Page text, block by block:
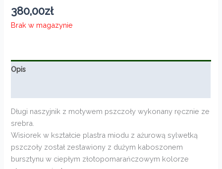
380,00zł
Brak w magazynie
Opis
Długi naszyjnik z motywem pszczoły wykonany ręcznie ze
srebra.
Wisiorek w kształcie plastra miodu z ażurową sylwetką
pszczoły został zestawiony z dużym kaboszonem
bursztynu w ciepłym złotopomarańczowym kolorze